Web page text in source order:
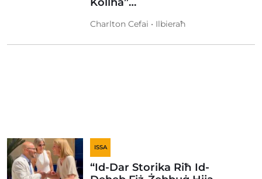
Charlton Cefai • Ilbieraħ
ISSA
“Id-Dar Storika Riħ Id-